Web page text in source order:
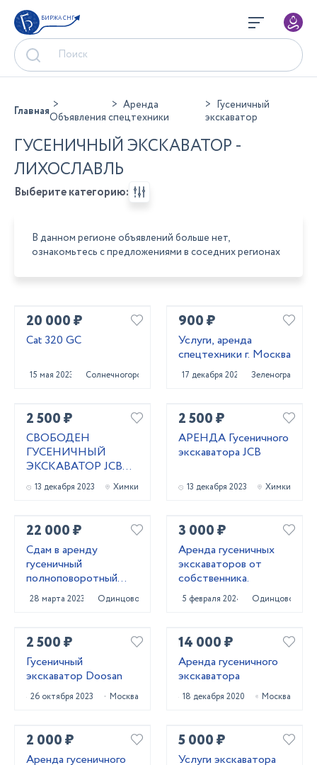
БИРЖА СНГ
ГлавнаяОбъявления
Аренда
спецтехники
Гусеничный
экскаватор
ГУСЕНИЧНЫЙ ЭКСКАВАТОР -
ЛИХОСЛАВЛЬ
Выберите категорию:
В данном регионе объявлений больше нет,
ознакомьтесь с предложениями в соседних регионах
20 000 ₽
Cat 320 GC
15 мая 2023 Солнечногорск
900 ₽
Услуги, аренда
спецтехники г. Москва
17 декабря 2020 Зеленоград
2 500 ₽
СВОБОДЕН
ГУСЕНИЧНЫЙ
ЭКСКАВАТОР JCB
JS160NLC
ГАБАРИТНЫЙ
13 декабря 2023 Химки
2 500 ₽
АРЕНДА Гусеничного
экскаватора JCB
13 декабря 2023 Химки
22 000 ₽
Сдам в аренду
гусеничный
полноповоротный
экскаватор Hitachi
ZX180 LCN 5G
28 марта 2023 Одинцово
3 000 ₽
Арeнда гусеничных
экcкаваторoв от
cобственникa.
5 февраля 2024 Одинцово
2 500 ₽
Гусеничный
экскаватор Doosan
26 октября 2023 Москва
14 000 ₽
Аренда гусеничного
экскаватора
18 декабря 2020 Москва
2 000 ₽
Аренда гусеничного
5 000 ₽
Услуги экскаватора